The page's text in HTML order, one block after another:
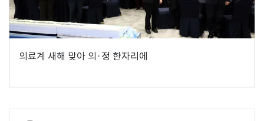
의료계 새해 맞아 의·정 한자리에